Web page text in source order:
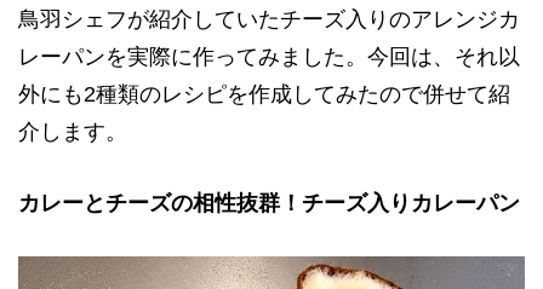
鳥羽シェフが紹介していたチーズ入りのアレンジカ
レーパンを実際に作ってみました。今回は、それ以
外にも2種類のレシピを作成してみたので併せて紹
介します。
カレーとチーズの相性抜群！チーズ入りカレーパン